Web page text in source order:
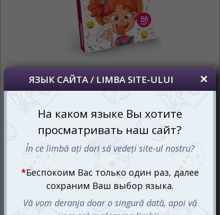
Каждый день наши лица отражают целую гамму
увлекательной игры? Добро пожаловать в мир
каждую гримасу в шаг к победе! Здесь, чем больше
лицевых выражений вы придумаете, тем больше
соперников. Это идеальное развлечение как для детей,
Дари улыбки, восхищай